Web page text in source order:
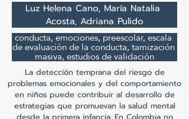
Luz Helena Cano, María Natalia
Acosta, Adriana Pulido
conducta, emociones, preescolar, escala
de evaluación de la conducta, tamización
masiva, estudios de validación
La detección temprana del riesgo de
problemas emocionales y del comportamiento
en niños puede contribuir al desarrollo de
estrategias que promuevan la salud mental